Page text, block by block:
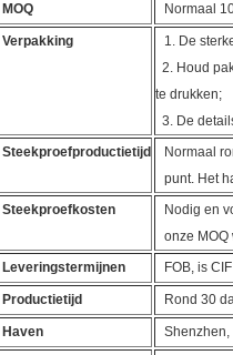
MOQ Normaal
Verpakking
1. De
2. Houd
te drukken;
3. De
Steekproefproductietijd
Normaal
punt. Het
Steekproefkosten
Nodig en
onze MOQ
Leveringstermijnen
FOB, is
Productietijd Rond 30
Haven Shenzhen,